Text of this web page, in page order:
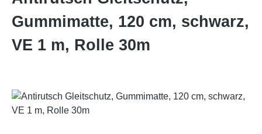
Gummimatte, 120 cm, schwarz,
VE 1 m, Rolle 30m
Bildergalerie überspringen